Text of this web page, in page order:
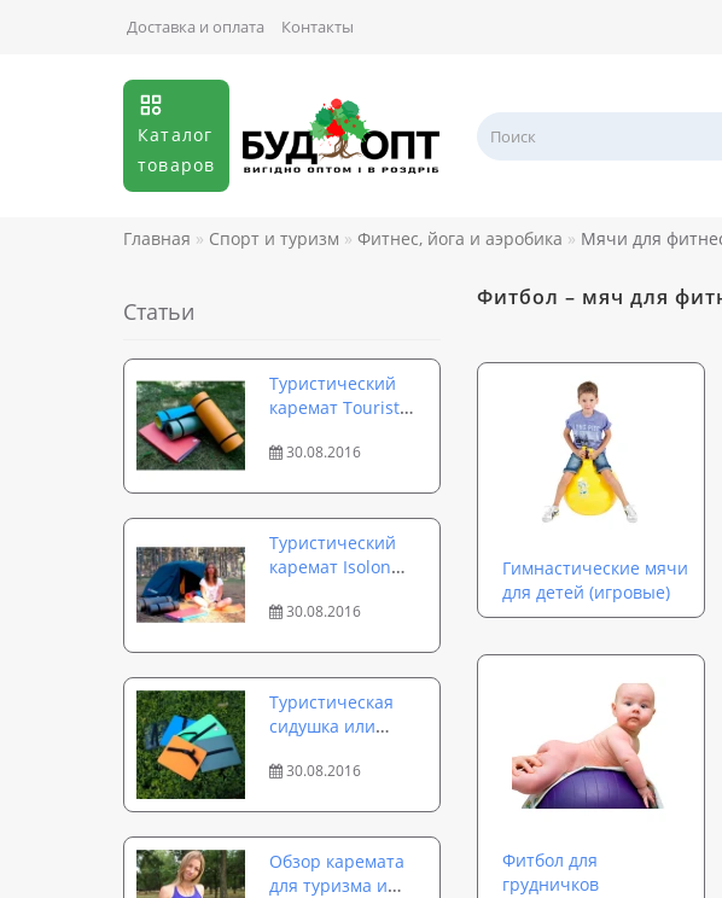
Доставка и оплата Контакты
Каталог
товаров
Главная Спорт и туризм Фитнес, йога и аэробика Мячи для
Статьи
Туристический
каремат Tourist
коврик для похода
30.08.2016
Туристический
каремат Isolon
мм — комфорт и в
30.08.2016
Туристическая
сидушка или
простота форм и
30.08.2016
Обзор каремата
для туризма и
Фитбол – мяч для
Гимнастические мячи
для детей (игровые)
Фитбол для
грудничков